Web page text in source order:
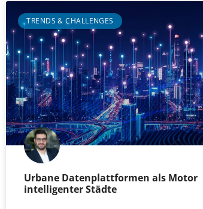
TRENDS & CHALLENGES
Urbane Datenplattformen als Motor
intelligenter Städte